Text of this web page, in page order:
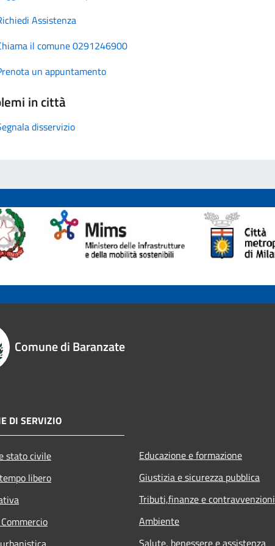
Assistenza
il comune 0291246900
un appuntamento
in città
disservizio
Comune di Baranzate
DI SERVIZIO
stato civile
libero
Educazione e formazione
Giustizia e sicurezza pubblica
Tributi,finanze e contravvenzioni
Ambiente